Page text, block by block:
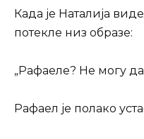
Када је Наталија
потекле низ образе:
„Рафаеле? Не могу
Рафаел је полако